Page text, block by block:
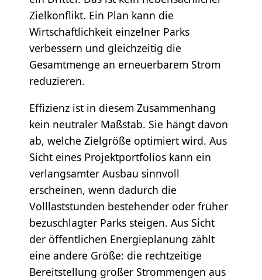
Zielkonflikt. Ein Plan kann die
Wirtschaftlichkeit einzelner Parks
verbessern und gleichzeitig die
Gesamtmenge an erneuerbarem Strom
reduzieren.
Effizienz ist in diesem Zusammenhang
kein neutraler Maßstab. Sie hängt davon
ab, welche Zielgröße optimiert wird. Aus
Sicht eines Projektportfolios kann ein
verlangsamter Ausbau sinnvoll
erscheinen, wenn dadurch die
Volllaststunden bestehender oder früher
bezuschlagter Parks steigen. Aus Sicht
der öffentlichen Energieplanung zählt
eine andere Größe: die rechtzeitige
Bereitstellung großer Strommengen aus